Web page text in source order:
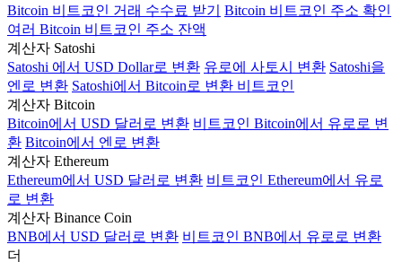
Bitcoin 비트코인 거래 수수료 받기
Bitcoin 비트코인 주소 확인
여러 Bitcoin 비트코인 주소 잔액
계산자 Satoshi
Satoshi 에서 USD Dollar로 변환 유로에 사토시 변환 Satoshi을
엔로 변환 Satoshi에서 Bitcoin로 변환 비트코인
계산자 Bitcoin
Bitcoin에서 USD 달러로 변환 비트코인 Bitcoin에서 유로로 변
환 Bitcoin에서 엔로 변환
계산자 Ethereum
Ethereum에서 USD 달러로 변환 비트코인 Ethereum에서 유로
로 변환
계산자 Binance Coin
BNB에서 USD 달러로 변환 비트코인 BNB에서 유로로 변환
더